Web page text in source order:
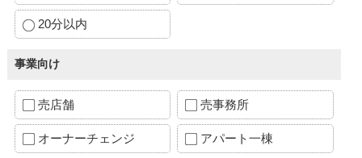
20分以内
事業向け
売店舗 売事務所
オーナーチェンジ アパート一棟